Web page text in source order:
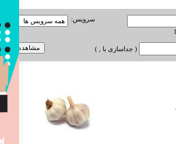
سرویس:
( جداسازی با , )